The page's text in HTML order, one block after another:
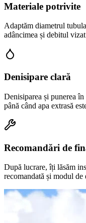
Materiale potrivite
Adaptăm diametrul
adâncimea și debitul
Denisipare clară
Denisiparea și punerea
până când apa extrasă
Recomandări de
După lucrare, îți lăsăm
recomandată și modul